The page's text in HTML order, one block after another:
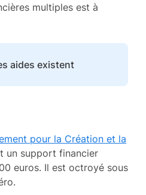
multiples est à
aides existent
pour la Création et la
un support financier
euros. Il est octroyé sous